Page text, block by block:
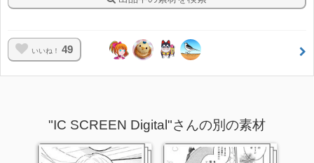
いいね！ 49
"IC SCREEN Digital"さんの別の素材